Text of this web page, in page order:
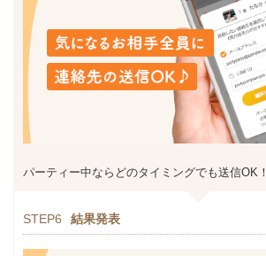
パーティー中ならどのタイミングでも送信OK！
STEP6 結果発表